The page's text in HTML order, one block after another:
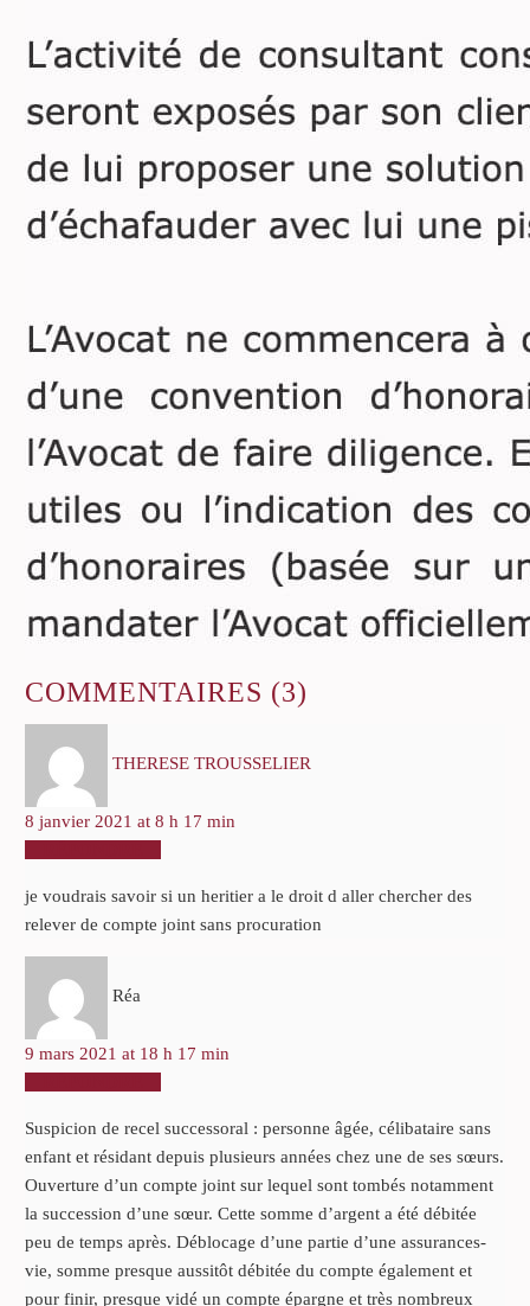
COMMENTAIRES (3)
THERESE TROUSSELIER
8 janvier 2021 at 8 h 17 min
je voudrais savoir si un heritier a le droit d aller chercher des
relever de compte joint sans procuration
Réa
9 mars 2021 at 18 h 17 min
Suspicion de recel successoral : personne âgée, célibataire sans
enfant et résidant depuis plusieurs années chez une de ses sœurs.
Ouverture d’un compte joint sur lequel sont tombés notamment
la succession d’une sœur. Cette somme d’argent a été débitée
peu de temps après. Déblocage d’une partie d’une assurances-
vie, somme presque aussitôt débitée du compte également et
pour finir, presque vidé un compte épargne et très nombreux